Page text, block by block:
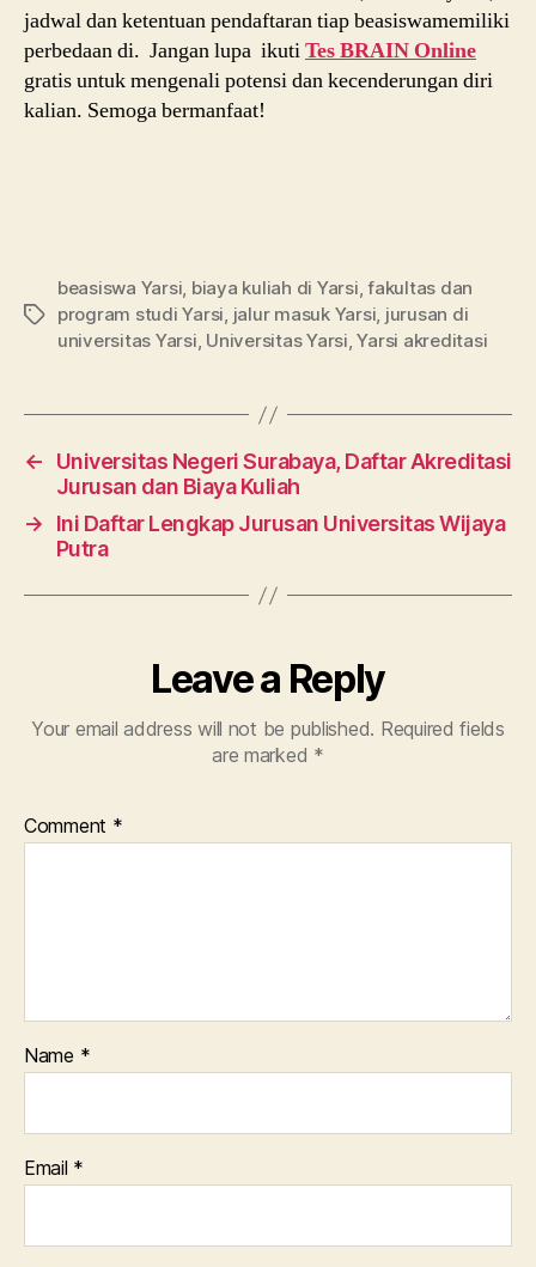
jadwal dan ketentuan pendaftaran tiap beasiswamemiliki
perbedaan di. Jangan lupa ikutiTes BRAIN Online
gratis untuk mengenali potensi dan kecenderungan diri
kalian. Semoga bermanfaat!
Tags
beasiswa Yarsi, biaya kuliah di Yarsi,fakultas dan
program studi Yarsi, jalur masuk Yarsi, jurusan di
universitas Yarsi, Universitas Yarsi,Yarsi akreditasi
←
Universitas Negeri Surabaya, Daftar Akreditasi
Jurusan dan Biaya Kuliah
→
Ini Daftar Lengkap Jurusan Universitas Wijaya
Putra
Leave a Reply
Your email address will not be published. Required fields
are marked *
Comment *
Name *
Email *